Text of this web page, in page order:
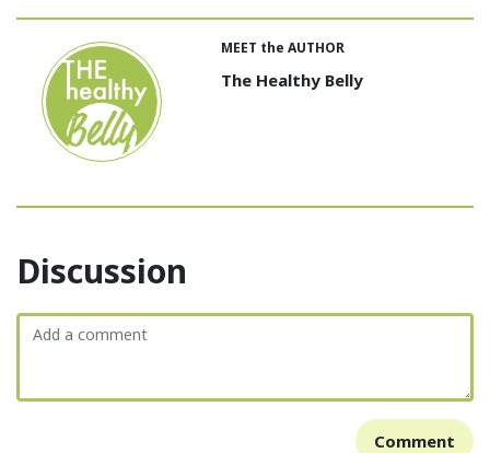
MEET the AUTHOR
The Healthy Belly
Discussion
Comment